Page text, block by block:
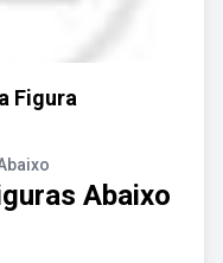
Figura
Abaixo